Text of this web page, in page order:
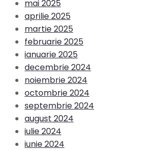
mai 2025
aprilie 2025
martie 2025
februarie 2025
ianuarie 2025
decembrie 2024
noiembrie 2024
octombrie 2024
septembrie 2024
august 2024
iulie 2024
iunie 2024